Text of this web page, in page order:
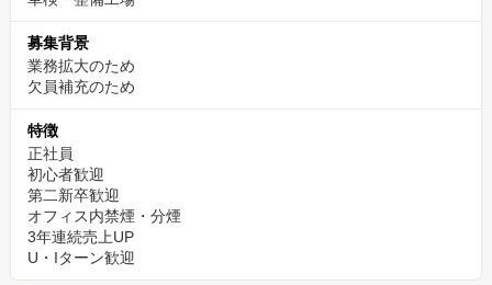
募集背景
業務拡大のため
欠員補充のため
特徴
正社員
初心者歓迎
第二新卒歓迎
オフィス内禁煙・分煙
3年連続売上UP
U・Iターン歓迎